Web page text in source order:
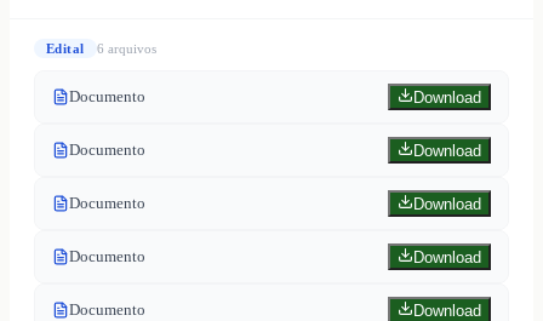
Edital 6 arquivos
Documento Download
Documento Download
Documento Download
Documento Download
Documento Download